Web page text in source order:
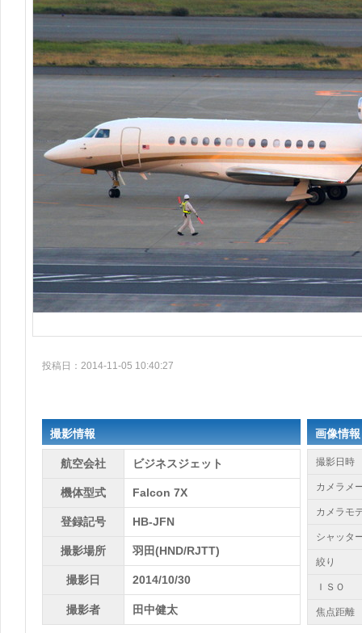
投稿日：2014-11-05 10:40:27
撮影情報
航空会社 ビジネスジェット
機体型式 Falcon 7X
登録記号 HB-JFN
撮影場所 羽田(HND/RJTT)
撮影日 2014/10/30
撮影者 田中健太
画像情報
撮影日時
カメラメ
カメラモ
シャッタ
絞り
ＩＳＯ
焦点距離